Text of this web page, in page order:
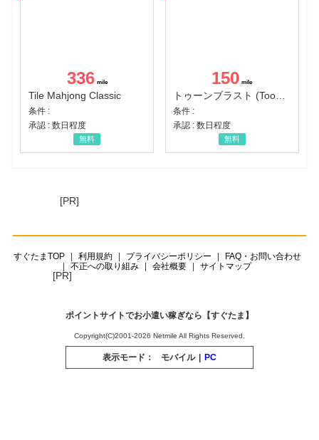
336
Tile Mahjong Classic
条件 :
承認 : 数日程度
無料
150
条件 :
承認 : 数日程度
無料
[PR]
すぐたまTOP 利用規約 プライバシーポリシー
FAQ・お問い合わせ
不正への取り組み
会社概要 サイトマップ
[PR]
ポイントサイトでお小遣い稼ぎなら【すぐたま】
Copyright(C)2001-2026 Netmile All Rights Reserved.
表示モード： モバイル | PC